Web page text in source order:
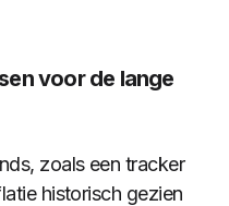
voor de lange
zoals een tracker
historisch gezien